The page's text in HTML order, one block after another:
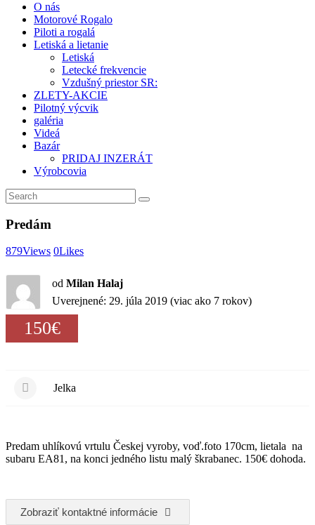
O nás
Motorové Rogalo
Piloti a rogalá
Letiská a lietanie
Letiská
Letecké frekvencie
Vzdušný priestor SR:
ZLETY-AKCIE
Pilotný výcvik
galéria
Videá
Bazár
PRIDAJ INZERÁT
Výrobcovia
Predám
879Views 0Likes
od Milan Halaj
Uverejnené: 29. júla 2019 (viac ako 7 rokov)
150€
Jelka
Predam uhlíkovú vrtulu Českej vyroby, voď.foto 170cm, lietala na
subaru EA81, na konci jedného listu malý škrabanec. 150€ dohoda.
Zobraziť kontaktné informácie